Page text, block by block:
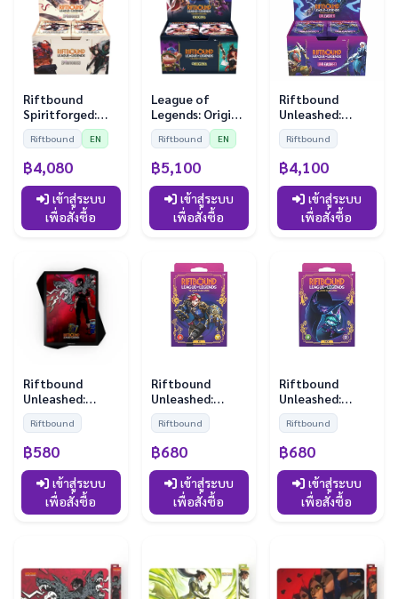
Riftbound
Spiritforged:
Booster Display
(24 Boosters)
Riftbound EN
฿4,080
เข้าสู่ระบบ
เพื่อสั่งซื้อ
League of
Legends: Origin
Booster Display
Riftbound EN
฿5,100
เข้าสู่ระบบ
เพื่อสั่งซื้อ
Riftbound
Unleashed:
Booster Display
(24 Boosters)
Riftbound
฿4,100
เข้าสู่ระบบ
เพื่อสั่งซื้อ
Riftbound
Unleashed:
Sleeves - Vi (100
Sleeves)
Riftbound
฿580
เข้าสู่ระบบ
เพื่อสั่งซื้อ
Riftbound
Unleashed:
Champion Deck
ViRiftbound
฿680
เข้าสู่ระบบ
เพื่อสั่งซื้อ
Riftbound
Unleashed:
Champion Deck
Vex
Riftbound
฿680
เข้าสู่ระบบ
เพื่อสั่งซื้อ